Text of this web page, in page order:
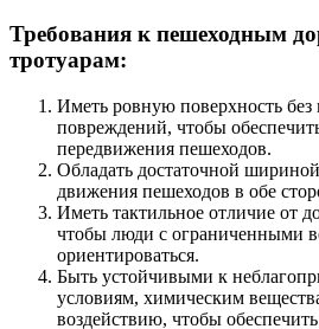
Требования к пешеходным
тротуарам:
Иметь ровную поверхность
повреждений, чтобы
передвижения пешеходов.
Обладать достаточной
движения пешеходов в обе
Иметь тактильное отличие от
чтобы люди с ограниченными
ориентироваться.
Быть устойчивыми к
условиям, химическим
воздействию, чтобы